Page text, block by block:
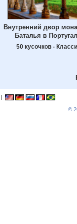
Внутренний двор
Баталья в
50 кусочков -
|
©